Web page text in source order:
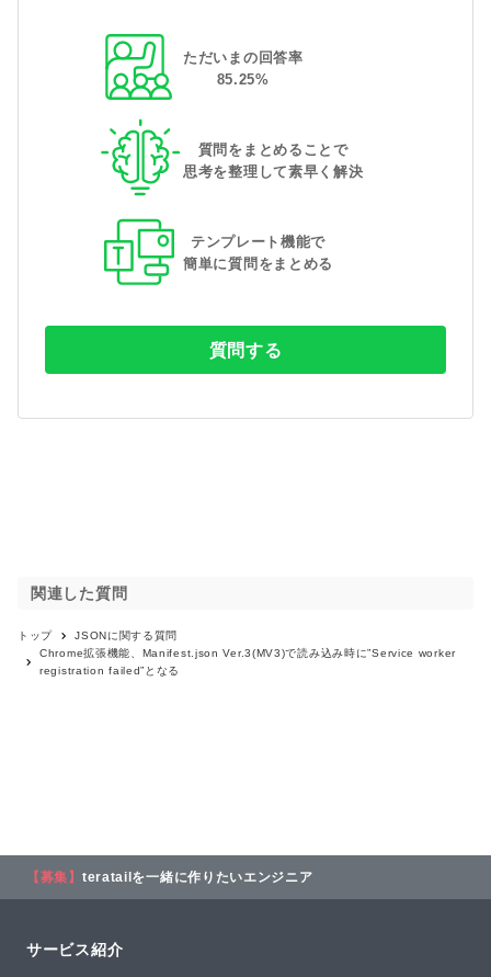
ただいまの回答率
85.25%
質問をまとめることで
思考を整理して素早く解決
テンプレート機能で
簡単に質問をまとめる
質問する
関連した質問
トップ JSONに関する質問
Chrome拡張機能、Manifest.json Ver.3(MV3)で読み込み時に”Service worker
registration failed”となる
【募集】 teratailを一緒に作りたいエンジニア
サービス紹介